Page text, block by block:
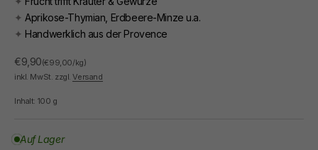
✦ Aprikose-Thymian, Erdbeere-Minze u.a.
✦ Handwerklich aus der Provence
Angebot
€9,90(€99,00/kg)
inkl. MwSt. zzgl.Versand
Inhalt: 100 g
Auf Lager